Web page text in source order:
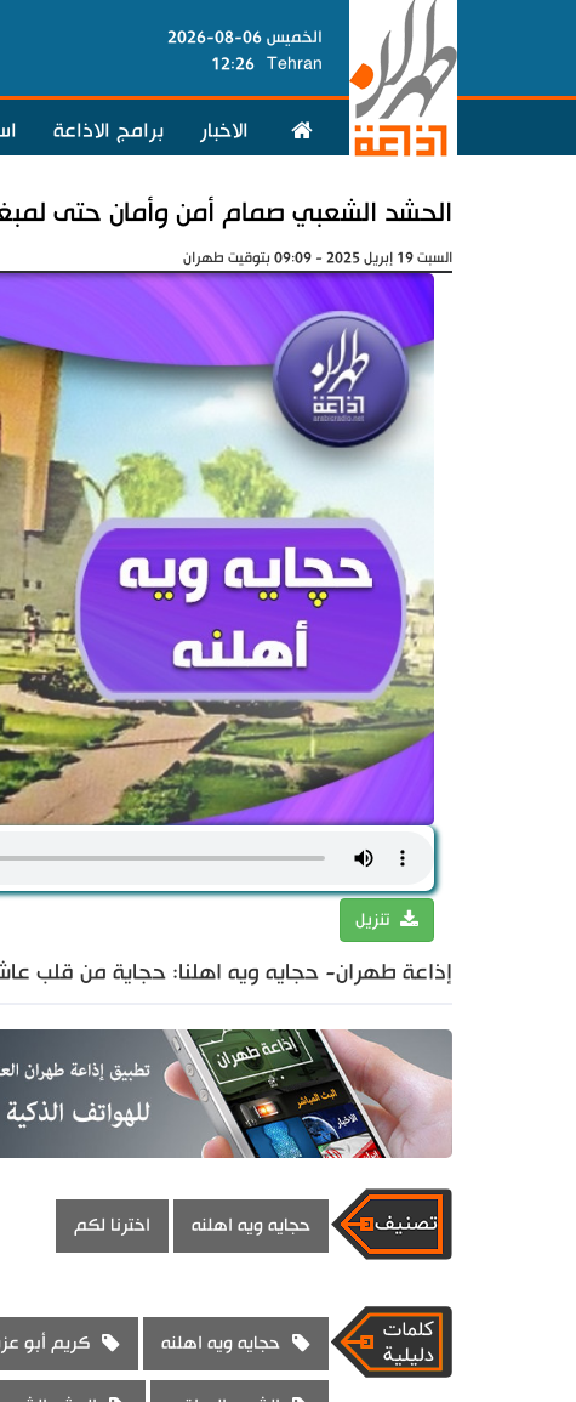
الخميس 06-08-2026
Tehran
12:26
الاخبار برامج الاذاعة
الحشد الشعبي صمام أمن وأمان حتى
السبت 19 إبريل 2025 - 09:09 بتوقيت طهران
تنزيل
إذاعة طهران- حجايه ويه اهلنا: حجاية من قلب
حجايه ويه اهلنه اخترنا لكم
حجايه ويه اهلنه كريم أبو